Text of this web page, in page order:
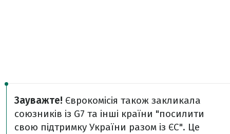
Зауважте! Єврокомісія також закликала
союзників із G7 та інші країни "посилити
свою підтримку України разом із ЄС". Це